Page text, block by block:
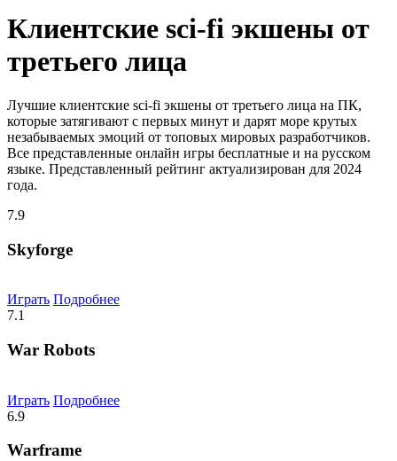
Клиентские sci-fi экшены от
третьего лица
Лучшие клиентские sci-fi экшены от третьего лица на ПК,
которые затягивают с первых минут и дарят море крутых
незабываемых эмоций от топовых мировых разработчиков.
Все представленные онлайн игры бесплатные и на русском
языке. Представленный рейтинг актуализирован для 2024
года.
7.9
Skyforge
Играть Подробнее
7.1
War Robots
Играть Подробнее
6.9
Warframe